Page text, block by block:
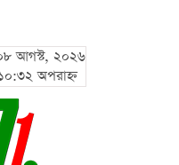
আগস্ট, ২০২৬
অপরাহ্ন